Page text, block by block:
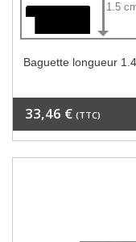
1.5
Baguette longueur
33,46 € (TTC)